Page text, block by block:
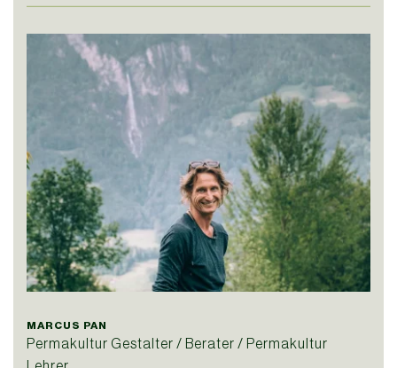
MARCUS PAN
Permakultur Gestalter / Berater / Permakultur